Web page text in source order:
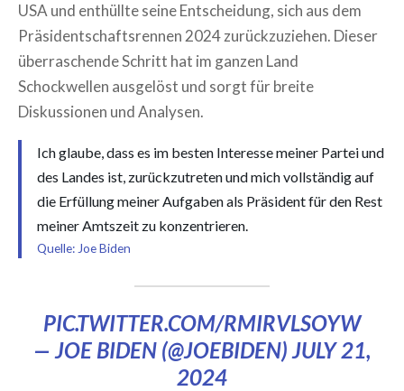
USA und enthüllte seine Entscheidung, sich aus dem
Präsidentschaftsrennen 2024 zurückzuziehen. Dieser
überraschende Schritt hat im ganzen Land
Schockwellen ausgelöst und sorgt für breite
Diskussionen und Analysen.
Ich glaube, dass es im besten Interesse meiner Partei und
des Landes ist, zurückzutreten und mich vollständig auf
die Erfüllung meiner Aufgaben als Präsident für den Rest
meiner Amtszeit zu konzentrieren.
Quelle: Joe Biden
PIC.TWITTER.COM/RMIRVLSOYW
— JOE BIDEN (@JOEBIDEN) JULY 21,
2024